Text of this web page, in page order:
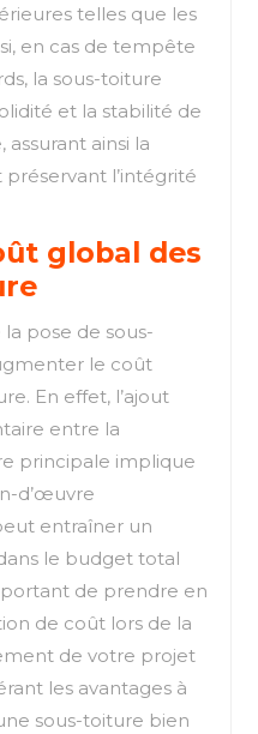
telles que les
en cas de tempête
la sous-toiture
et la stabilité de
ainsi la
l’intégrité
global des
la pose de sous-
le coût
En effet, l’ajout
entre la
principale implique
d’œuvre
entraîner un
le budget total
de prendre en
de coût lors de la
de votre projet
les avantages à
sous-toiture bien